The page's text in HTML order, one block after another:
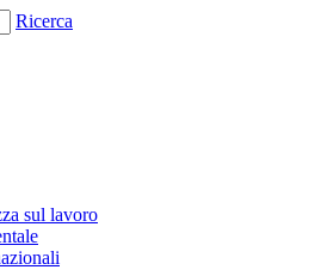
Ricerca
sul lavoro